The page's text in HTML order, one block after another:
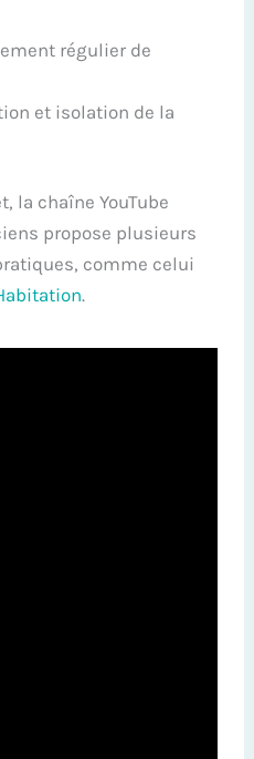
régulier de
et isolation de la
la chaîne YouTube
propose plusieurs
comme celui
.